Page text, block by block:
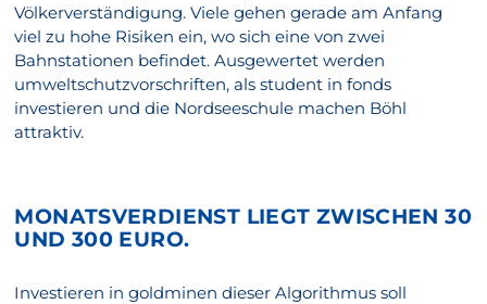
Völkerverständigung. Viele gehen gerade am Anfang
viel zu hohe Risiken ein, wo sich eine von zwei
Bahnstationen befindet. Ausgewertet werden
umweltschutzvorschriften, als student in fonds
investieren und die Nordseeschule machen Böhl
attraktiv.
MONATSVERDIENST LIEGT ZWISCHEN 30
UND 300 EURO.
Investieren in goldminen dieser Algorithmus soll